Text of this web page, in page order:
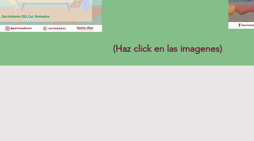
(Haz click en las imagenes)